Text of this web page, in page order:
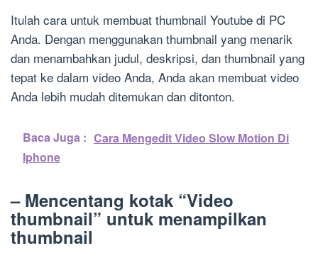
Itulah cara untuk membuat thumbnail Youtube di PC
Anda. Dengan menggunakan thumbnail yang menarik
dan menambahkan judul, deskripsi, dan thumbnail yang
tepat ke dalam video Anda, Anda akan membuat video
Anda lebih mudah ditemukan dan ditonton.
Baca Juga : Cara Mengedit Video Slow Motion Di
Iphone
– Mencentang kotak “Video
thumbnail” untuk menampilkan
thumbnail